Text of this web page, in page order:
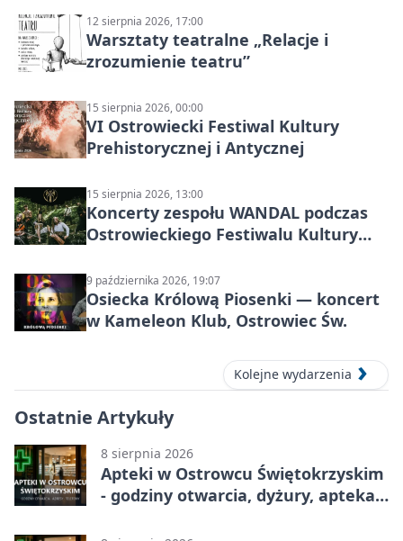
12 sierpnia 2026, 17:00
Warsztaty teatralne „Relacje i
zrozumienie teatru”
15 sierpnia 2026, 00:00
VI Ostrowiecki Festiwal Kultury
Prehistorycznej i Antycznej
15 sierpnia 2026, 13:00
Koncerty zespołu WANDAL podczas
Ostrowieckiego Festiwalu Kultury
9 października 2026, 19:07
Osiecka Królową Piosenki — koncert
w Kameleon Klub, Ostrowiec Św.
Kolejne wydarzenia
Ostatnie Artykuły
8 sierpnia 2026
Apteki w Ostrowcu Świętokrzyskim
- godziny otwarcia, dyżury, apteka